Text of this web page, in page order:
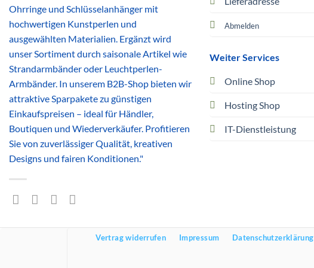
Ohrringe und Schlüsselanhänger mit
hochwertigen Kunstperlen und
ausgewählten Materialien. Ergänzt wird
unser Sortiment durch saisonale Artikel wie
Strandarmbänder oder Leuchtperlen-
Armbänder. In unserem B2B-Shop bieten wir
attraktive Sparpakete zu günstigen
Einkaufspreisen – ideal für Händler,
Boutiquen und Wiederverkäufer. Profitieren
Sie von zuverlässiger Qualität, kreativen
Designs und fairen Konditionen."
Abmelden
Weiter Services
Online Shop
Hosting Shop
IT-Dienstleistung
Vertrag widerrufen Impressum Datenschutzerklärung